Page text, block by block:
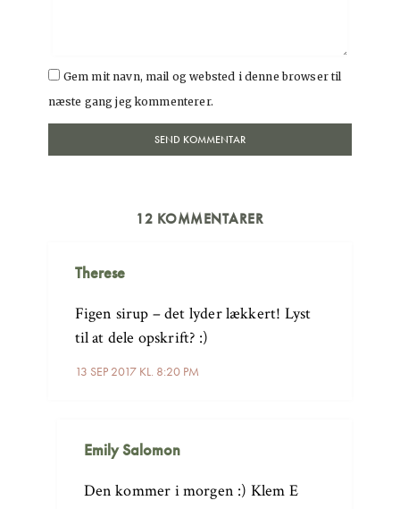
Gem mit navn, mail og websted i denne browser til
næste gang jeg kommenterer.
12 KOMMENTARER
Therese
13 SEP 2017 KL. 8:20 PM
Figen sirup – det lyder lækkert! Lyst
til at dele opskrift? :)
Emily Salomon
Den kommer i morgen :) Klem E